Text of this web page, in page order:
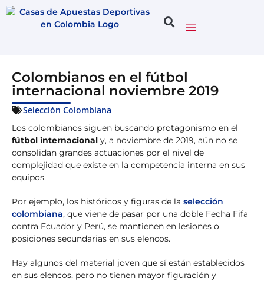
Colombianos en el fútbol
internacional noviembre 2019
Selección Colombiana
Los colombianos siguen buscando protagonismo en el
fútbol internacional y, a noviembre de 2019, aún no se
consolidan grandes actuaciones por el nivel de
complejidad que existe en la competencia interna en sus
equipos.
Por ejemplo, los históricos y figuras de la selección
colombiana, que viene de pasar por una doble Fecha Fifa
contra Ecuador y Perú, se mantienen en lesiones o
posiciones secundarias en sus elencos.
Hay algunos del material joven que sí están establecidos
en sus elencos, pero no tienen mayor figuración y